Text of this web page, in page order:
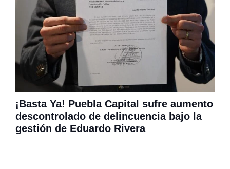
¡Basta Ya! Puebla Capital sufre aumento
descontrolado de delincuencia bajo la
gestión de Eduardo Rivera